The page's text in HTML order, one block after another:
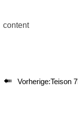
content
 Vorherige:Teison